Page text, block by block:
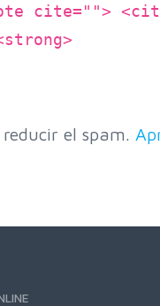
cite="">
el spam.